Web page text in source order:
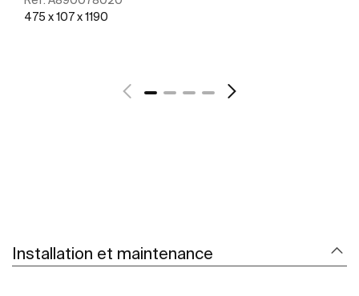
475 x 107 x 1190
Installation et maintenance